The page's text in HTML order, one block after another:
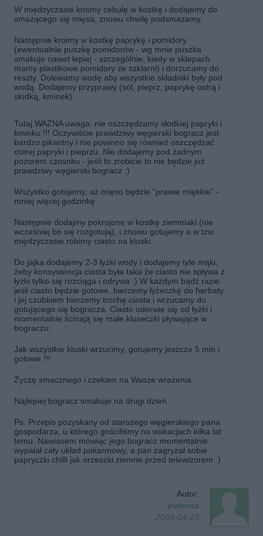
W międzyczasie kroimy cebulę w kostkę i dodajemy do
smażącego się mięsa, znowu chwilę podsmażamy.
Następnie kroimy w kostkę paprykę i pomidory
(ewentualnie puszkę pomidorów - wg mnie puszka
smakuje nawet lepiej - szczególnie, kiedy w sklepach
mamy plastikowe pomidory ze szklarni) i dorzucamy do
reszty. Dolewamy wodę aby wszystkie składniki były pod
wodą. Dodajemy przyprawy (sól, pieprz, paprykę ostrą i
słodką, kminek).
Tutaj WAŻNA uwaga: nie oszczędzamy słodkiej papryki i
kminku !!! Oczywiście prawdziwy węgierski bogracz jest
bardzo pikantny i nie powinno się również oszczędzać
ostrej papryki i pieprzu. Nie dodajemy pod żadnym
pozorem czosnku - jeśli to zrobicie to nie będzie już
prawdziwy węgierski bogracz :)
Wszystko gotujemy, aż mięso będzie "prawie miękkie" -
mniej więcej godzinkę.
Następnie dodajmy pokrojone w kostkę ziemniaki (nie
wcześniej bo się rozgotują), i znowu gotujemy a w tzw.
międzyczasie robimy ciasto na kluski.
Do jajka dodajemy 2-3 łyżki wody i dodajemy tyle mąki,
żeby konsystencja ciasta była taka że ciasto nie spływa z
łyżki tylko się rozciąga i odrywa :) W każdym bądź razie
jeśli ciasto będzie gotowe, bierzemy łyżeczkę do herbaty
i jej czubkiem bierzemy trochę ciasta i wrzucamy do
gotującego się bogracza. Ciasto oderwie się od łyżki i
momentalnie ścinają się małe kluseczki pływające w
bograczu.
Jak wszystkie kluski wrzucimy, gotujemy jeszcze 5 min i
gotowe !!!
Życzę smacznego i czekam na Wasze wrażenia.
Najlepiej bogracz smakuje na drugi dzień.
Ps: Przepis pozyskany od starszego węgierskiego pana
gospodarza, u którego gościliśmy na wakacjach kilka lat
temu. Nawiasem mówiąc jego bogracz momentalnie
wypalał cały układ pokarmowy, a pan zagryzał sobie
papryczki chilli jak orzeszki ziemne przed telewizorem :)
Autor:
platessa
2009-04-23